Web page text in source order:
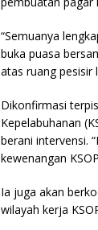
“Semuanya
buka puasa
atas ruang pesisir
Dikonfirmasi
Kepelabuhanan
berani intervensi.
kewenangan
Ia juga akan
wilayah kerja